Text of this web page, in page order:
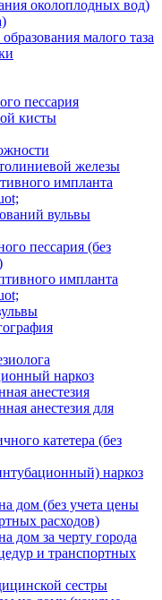
околоплодных вод)
малого таза
пессария
кисты
железы
импланта
вульвы
пессария (без
импланта
наркоз
анестезия
анестезия для
катетера (без
наркоз
дом (без учета цены
расходов)
дом за черту города
и транспортных
сестры